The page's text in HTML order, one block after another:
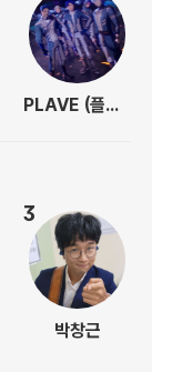
PLAVE (플레이브)
3
박창근